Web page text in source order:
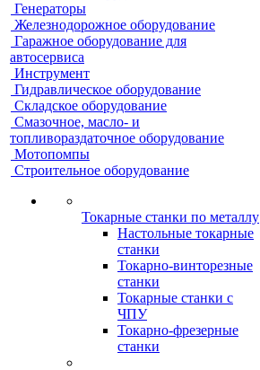
Генераторы
Железнодорожное оборудование
Гаражное оборудование для
автосервиса
Инструмент
Гидравлическое оборудование
Складское оборудование
Смазочное, масло- и
топливораздаточное оборудование
Мотопомпы
Строительное оборудование
Токарные станки по металлу
Настольные токарные
станки
Токарно-винторезные
станки
Токарные станки с
ЧПУ
Токарно-фрезерные
станки